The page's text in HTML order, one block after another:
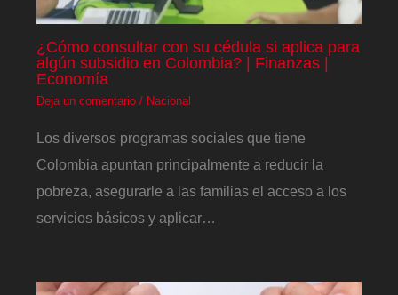
¿Cómo consultar con su cédula si aplica para
algún subsidio en Colombia? | Finanzas |
Economía
Deja un comentario / Nacional
Los diversos programas sociales que tiene
Colombia apuntan principalmente a reducir la
pobreza, asegurarle a las familias el acceso a los
servicios básicos y aplicar…